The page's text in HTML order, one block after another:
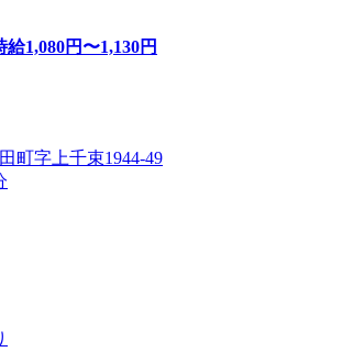
給1,080円〜1,130円
町字上千束1944-49